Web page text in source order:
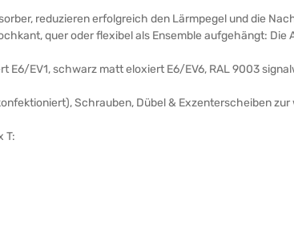
reduzieren erfolgreich den Lärmpegel und die
quer oder flexibel als Ensemble aufgehängt:
E6/EV1, schwarz matt eloxiert E6/EV6, RAL 9003
Schrauben, Dübel & Exzenterscheiben
T: